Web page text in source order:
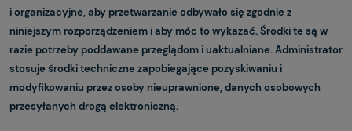
i organizacyjne, aby przetwarzanie odbywało się zgodnie z
niniejszym rozporządzeniem i aby móc to wykazać. Środki te są w
razie potrzeby poddawane przeglądom i uaktualniane. Administrator
stosuje środki techniczne zapobiegające pozyskiwaniu i
modyfikowaniu przez osoby nieuprawnione, danych osobowych
przesyłanych drogą elektroniczną.